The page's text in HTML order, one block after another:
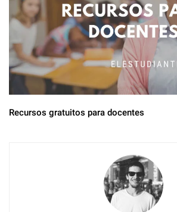
Recursos gratuitos para docentes